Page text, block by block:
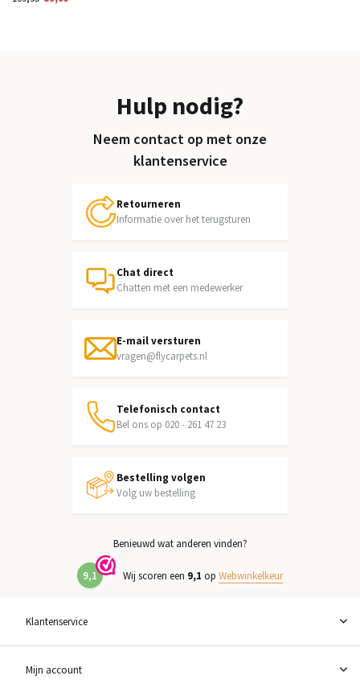
Hulp nodig?
Neem contact op met onze
klantenservice
Retourneren
Informatie over het terugsturen
Chat direct
Chatten met een medewerker
E-mail versturen
vragen@flycarpets.nl
Telefonisch contact
Bel ons op 020 - 261 47 23
Bestelling volgen
Volg uw bestelling
Benieuwd wat anderen vinden?
9,1 Wij scoren een 9,1 op Webwinkelkeur
Klantenservice
Mijn account